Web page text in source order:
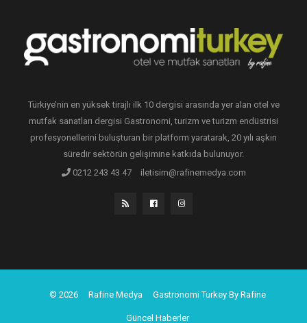
Türkiye’nin en yüksek tirajlı ilk 10 dergisi arasında yer alan otel ve
mutfak sanatları dergisi Gastronomi, turizm ve turizm endüstrisi
profesyonellerini buluşturan bir platform yaratarak, 20 yılı aşkın
süredir sektörün gelişimine katkıda bulunuyor.
0212 243 43 47
iletisim@rafinemedya.com
© 2026 Rafine Medya Gastronomi Turkey By Rafine
Güncel Haberler